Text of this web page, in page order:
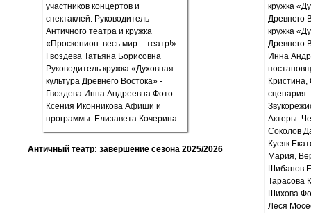
Античный театр: завершение сезона 2025/2026